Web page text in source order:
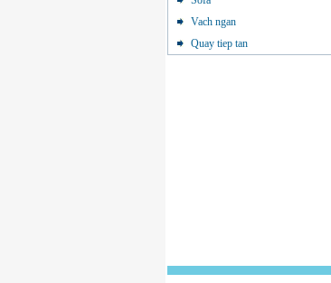
Vach ngan
Quay tiep tan